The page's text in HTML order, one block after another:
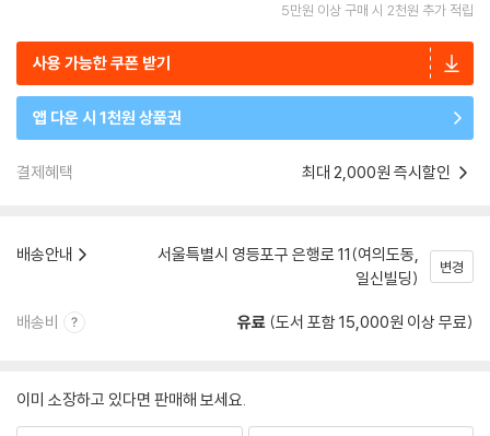
5만원 이상 구매 시 2천원 추가 적립
사용 가능한 쿠폰 받기
앱 다운 시 1천원 상품권
결제혜택 최대 2,000원 즉시할인
배송안내
서울특별시 영등포구 은행로 11(여의도동,
일신빌딩)
변경
배송비 유료 (도서 포함 15,000원 이상 무료)
이미 소장하고 있다면 판매해 보세요.